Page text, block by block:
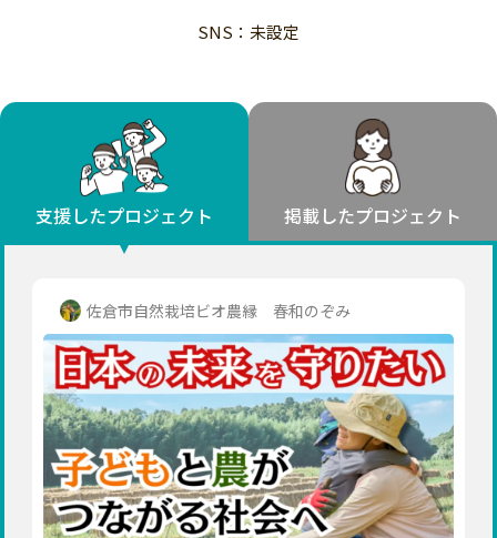
子ども・教育
フード・農業
文化
環境・エシカル
人権・マイノリティ
社会貢献
地域からさがす 北海道・東北
北海道
宮城
秋田
山形
福島
関東
茨城
北海道 青森 岩手 宮城
秋田
福島
茨城 栃木 群馬
千葉
東京
神奈川
新潟 富山 石川 福井
山梨
長野
岐阜 静岡 愛知
三重 滋賀 京都 大阪
兵庫
奈良
和歌山
鳥取 島根 岡山 広島 山口
四国
SNS：未設定
支援したプロジェクト 掲載したプロジェクト
佐倉市自然栽培ビオ農縁 春和のぞみ